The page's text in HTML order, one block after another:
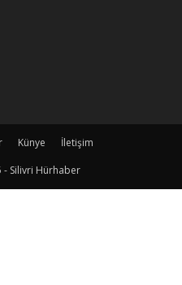
Künye
İletişim
Silivri Hürhaber